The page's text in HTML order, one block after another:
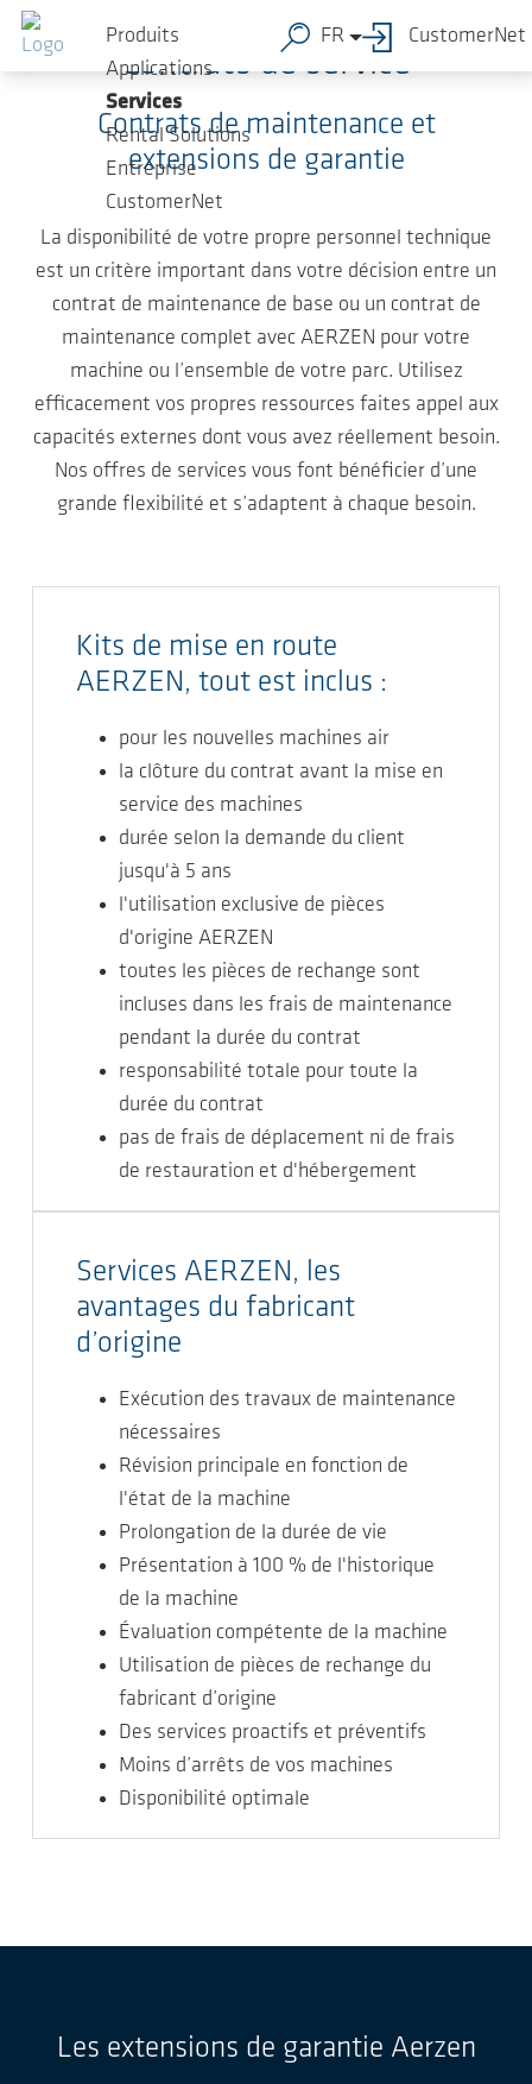
Sauter au contenu principal
Produits
Applications
Services
Rental Solutions
Entreprise
CustomerNet
FR CustomerNet
Contrats de service
Contrats de maintenance et
extensions de garantie
La disponibilité de votre propre personnel technique
est un critère important dans votre décision entre un
contrat de maintenance de base ou un contrat de
maintenance complet avec AERZEN pour votre
machine ou l’ensemble de votre parc. Utilisez
efficacement vos propres ressources faites appel aux
capacités externes dont vous avez réellement besoin.
Nos offres de services vous font bénéficier d’une
grande flexibilité et s’adaptent à chaque besoin.
Kits de mise en route
AERZEN, tout est inclus :
pour les nouvelles machines air
la clôture du contrat avant la mise en
service des machines
durée selon la demande du client
jusqu'à 5 ans
l'utilisation exclusive de pièces
d'origine AERZEN
toutes les pièces de rechange sont
incluses dans les frais de maintenance
pendant la durée du contrat
responsabilité totale pour toute la
durée du contrat
pas de frais de déplacement ni de frais
de restauration et d'hébergement
Services AERZEN, les
avantages du fabricant
d’origine
Exécution des travaux de maintenance
nécessaires
Révision principale en fonction de
l'état de la machine
Prolongation de la durée de vie
Présentation à 100 % de l'historique
de la machine
Évaluation compétente de la machine
Utilisation de pièces de rechange du
fabricant d’origine
Des services proactifs et préventifs
Moins d’arrêts de vos machines
Disponibilité optimale
Les extensions de garantie Aerzen